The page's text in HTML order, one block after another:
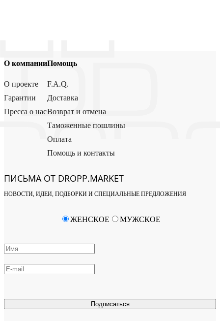
О компании
О проекте
Гарантии
Пресса о нас
Помощь
F.A.Q.
Доставка
Возврат и отмена
Таможенные пошлины
Оплата
Помощь и контакты
ПИСЬМА ОТ DROPP.MARKET
НОВОСТИ, ИДЕИ, ПОДБОРКИ И СПЕЦИАЛЬНЫЕ ПРЕДЛОЖЕНИЯ
Подписаться
ЖЕНСКОЕ МУЖСКОЕ